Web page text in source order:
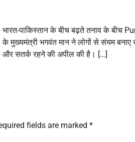
भारत-पाकिस्तान के बीच बढ़ते तनाव के बीच
के मुख्यमंत्री भगवंत मान ने लोगों से संयम बनाए
और सतर्क रहने की अपील की है। […]
fields are marked *